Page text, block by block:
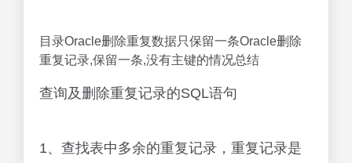
目录Oracle删除重复数据只保留一条Oracle删除
重复记录,保留一条,没有主键的情况总结
查询及删除重复记录的SQL语句
1、查找表中多余的重复记录，重复记录是